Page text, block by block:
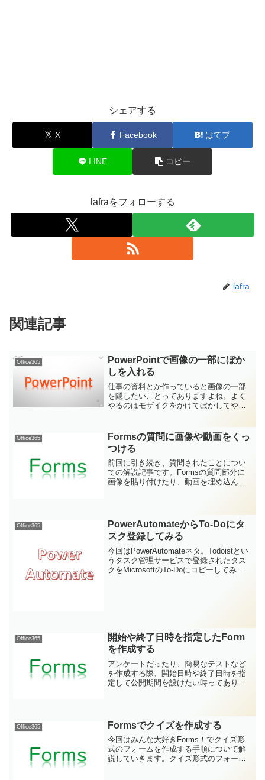
シェアする
X Facebook はてブ
LINE コピー
lafraをフォローする
lafra
関連記事
Office365
PowerPointで画像の一部にぼか
しを入れる
仕事の資料とか作っていると画像の一部
を隠したいことってありますよね。よく
やるのはモザイクをかけてぼかしてやっ
にぼかしを入れて一部分を隠してやる方
法についての解説です(∩´∀｀)∩
Office365
Formsの質問に画像や動画をくっ
つける
前回に引き続き、質問されたことについ
ての解説記事です。Formsの質問部分に
画像を貼り付けたり、動画を埋め込んだ
Office365
PowerAutomateからTo-Doにタ
スク登録してみる
今回はPowerAutomateネタ。Todoistとい
うタスク管理サービスで登録されたタス
クをMicrosoftのTo-Doにコピーしてみま
Office365
開始や終了日時を指定したForm
を作成する
アンケートだったり、簡易なテストなど
を作成する際、開始日時や終了日時を指
定して公開期間を設けたい時ってありま
Office365 Formsでクイズを作成する
今回はみんな大好きForms！でクイズ形
式のフォームを作成する手順について解
説していきます。クイズ形式のフォーム